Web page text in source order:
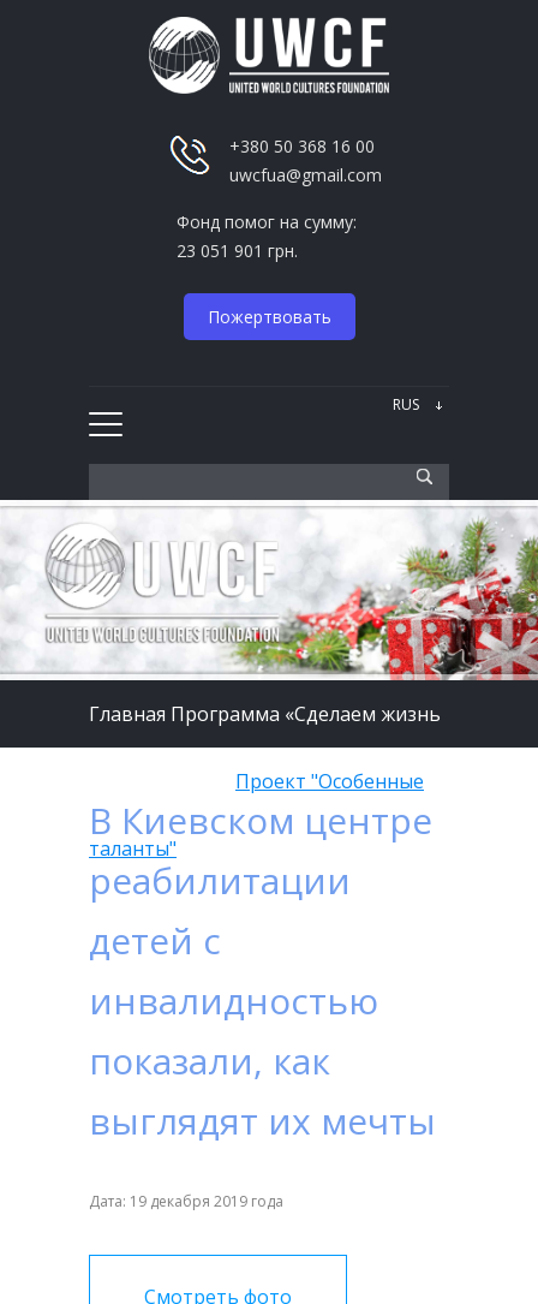
+380 50 368 16 00
uwcfua@gmail.com
Фонд помог на сумму:
23 051 901 грн.
Пожертвовать
Главная Программа «Сделаем жизнь
Проект "Особенные
таланты"
В Киевском центре
реабилитации
детей с
инвалидностью
показали, как
выглядят их мечты
Дата: 19 декабря 2019 года
Смотреть фото